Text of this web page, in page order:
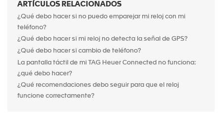
ARTÍCULOS RELACIONADOS
¿Qué debo hacer si no puedo emparejar mi reloj con mi
teléfono?
¿Qué debo hacer si mi reloj no detecta la señal de GPS?
¿Qué debo hacer si cambio de teléfono?
La pantalla táctil de mi TAG Heuer Connected no funciona:
¿qué debo hacer?
¿Qué recomendaciones debo seguir para que el reloj
funcione correctamente?